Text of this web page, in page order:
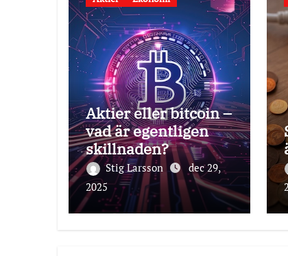
Aktier eller bitcoin –
vad är egentligen
skillnaden?
Stig Larsson
dec 29,
2025